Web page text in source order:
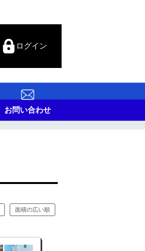
ログイン
お問い合わせ
面積の広い順